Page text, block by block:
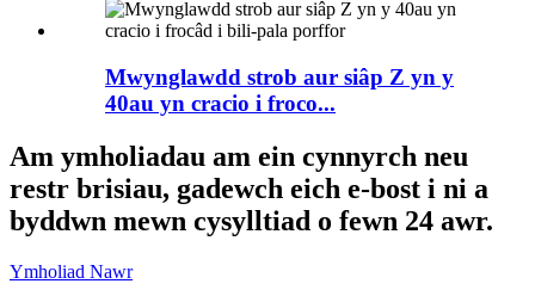
Mwynglawdd strob aur siâp Z yn y
40au yn cracio i froco...
Am ymholiadau am ein cynnyrch neu
restr brisiau, gadewch eich e-bost i ni a
byddwn mewn cysylltiad o fewn 24 awr.
Ymholiad Nawr